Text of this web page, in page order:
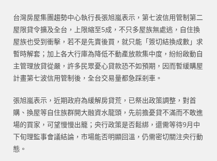
台灣房屋集團趨勢中心執行長張旭嵐表示，第七波信用管制第二
屋限貸令擴及全台，上限縮至5成，不只多屋族無處逃，自住換
屋族也受到衝擊，若不是先賣後買，就只能「簽切結換成數」求
暫時解套；加上各大行庫為降低不動產放款集中度，紛紛啟動自
主管理放貸從嚴，許多民眾憂心貸款恐不如預期，因而暫緩購屋
計畫第七波信用管制後，全台交易量都急踩剎車。
張旭嵐表示，近期政府為緩解房貸荒，已祭出政策調整，對首
購、換屋等自住族群開大融資水龍頭，先前擔憂貸不滿而不敢進
場的買家，可望慢慢出籠；央行政策是否鬆綁，還需等待9月中
下旬理監事會議結論，市場能否明顯回溫，仍需密切關注央行動
態。